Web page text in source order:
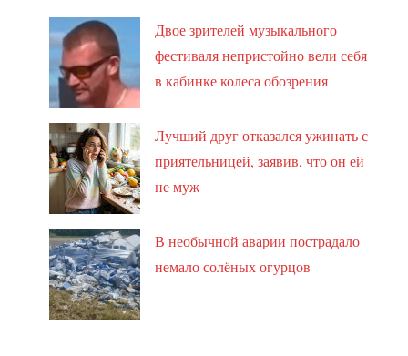
Двое зрителей музыкального
фестиваля непристойно вели себя
в кабинке колеса обозрения
Лучший друг отказался ужинать с
приятельницей, заявив, что он ей
не муж
В необычной аварии пострадало
немало солёных огурцов